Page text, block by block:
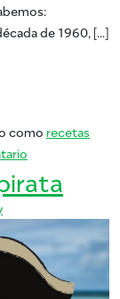
de 1960, […]
como recetas